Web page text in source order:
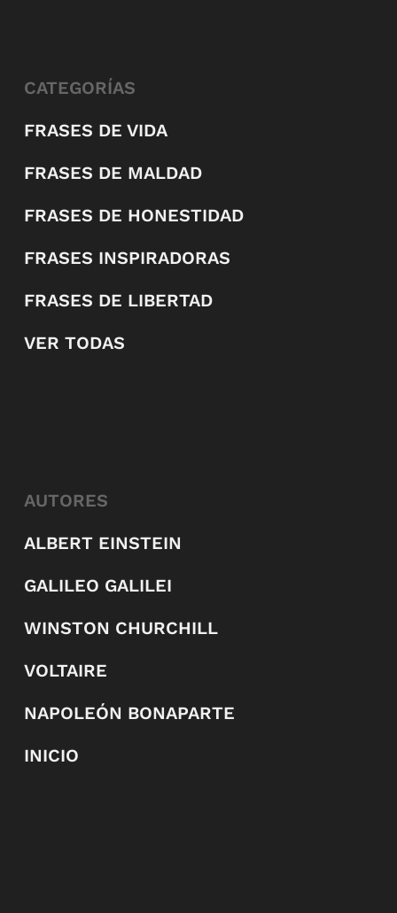
CATEGORÍAS
FRASES DE VIDA
FRASES DE MALDAD
FRASES DE HONESTIDAD
FRASES INSPIRADORAS
FRASES DE LIBERTAD
VER TODAS
AUTORES
ALBERT EINSTEIN
GALILEO GALILEI
WINSTON CHURCHILL
VOLTAIRE
NAPOLEÓN BONAPARTE
INICIO